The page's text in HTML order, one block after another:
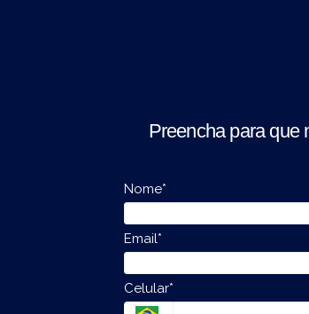
Preencha para que
Nome*
Email*
Celular*